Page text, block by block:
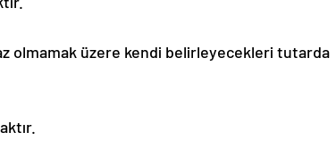
olmamak üzere kendi belirleyecekleri tutarda